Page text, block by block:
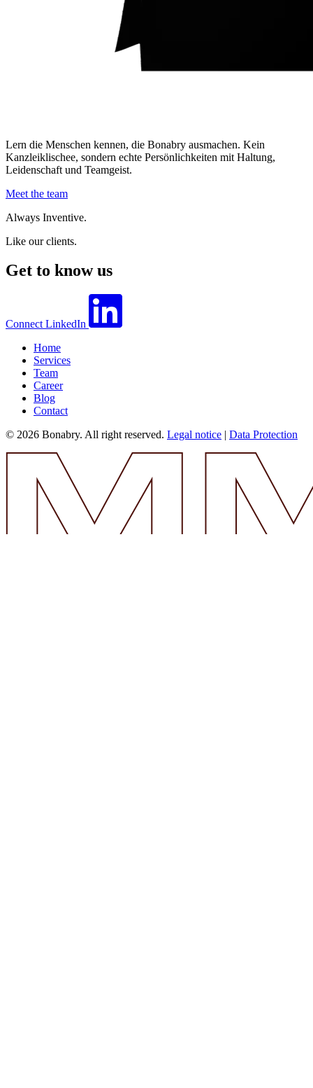
Lern die Menschen kennen, die Bonabry ausmachen. Kein
Kanzleiklischee, sondern echte Persönlichkeiten mit Haltung,
Leidenschaft und Teamgeist.
Meet the team
Always Inventive.
Like our clients.
Get to know us
Connect LinkedIn
Home
Services
Team
Career
Blog
Contact
© 2026 Bonabry. All right reserved. Legal notice | Data Protection